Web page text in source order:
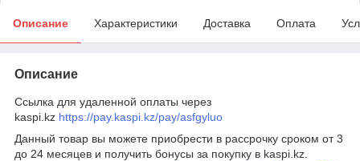
Описание Характеристики Доставка Оплата
Описание
Ссылка для удаленной оплаты через
kaspi.kz https://pay.kaspi.kz/pay/asfgyluo
Данный товар вы можете приобрести в рассрочку сроком от 3
до 24 месяцев и получить бонусы за покупку в kaspi.kz.